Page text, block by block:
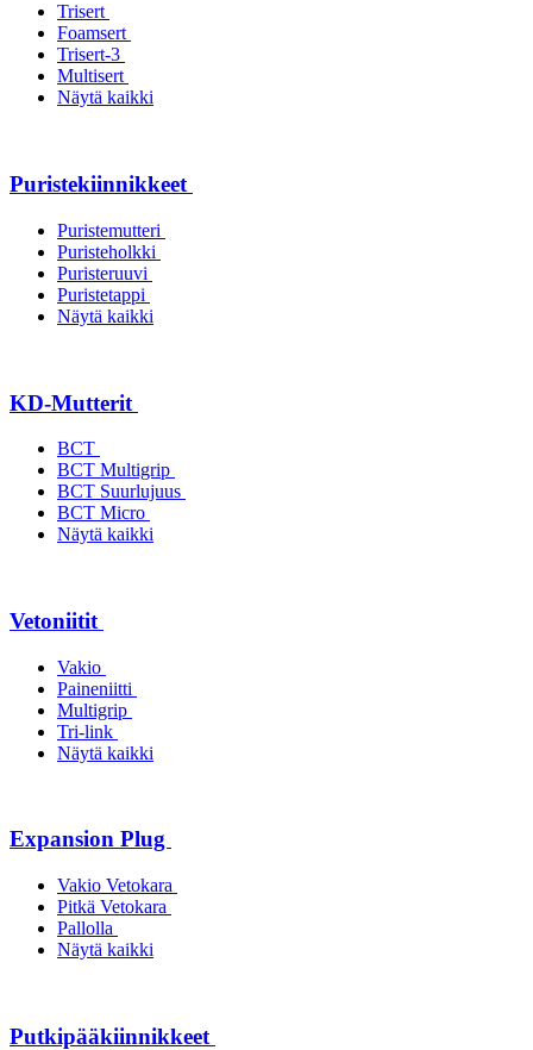
Trisert
Foamsert
Trisert-3
Multisert
Näytä kaikki
Puristekiinnikkeet
Puristemutteri
Puristeholkki
Puristeruuvi
Puristetappi
Näytä kaikki
KD-Mutterit
BCT
BCT Multigrip
BCT Suurlujuus
BCT Micro
Näytä kaikki
Vetoniitit
Vakio
Paineniitti
Multigrip
Tri-link
Näytä kaikki
Expansion Plug
Vakio Vetokara
Pitkä Vetokara
Pallolla
Näytä kaikki
Putkipääkiinnikkeet